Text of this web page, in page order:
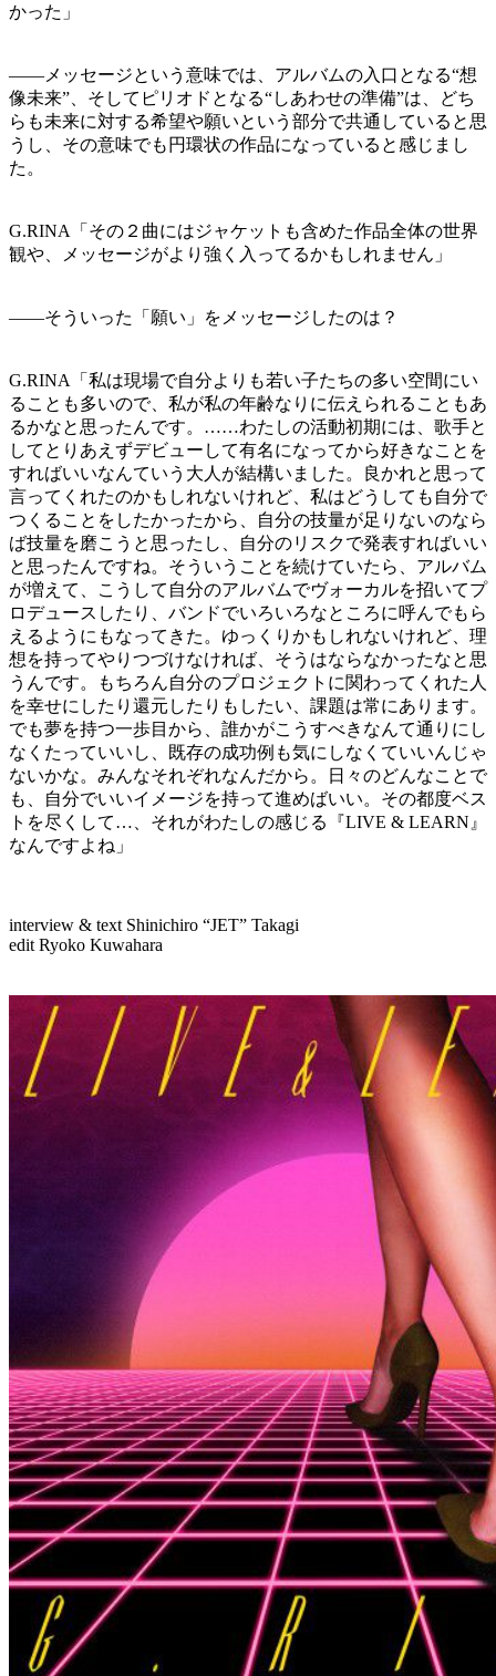
かった」
——メッセージという意味では、アルバムの入口となる“想
像未来”、そしてピリオドとなる“しあわせの準備”は、どち
らも未来に対する希望や願いという部分で共通していると思
うし、その意味でも円環状の作品になっていると感じまし
た。
G.RINA「その２曲にはジャケットも含めた作品全体の世界
観や、メッセージがより強く入ってるかもしれません」
——そういった「願い」をメッセージしたのは？
G.RINA「私は現場で自分よりも若い子たちの多い空間にい
ることも多いので、私が私の年齢なりに伝えられることもあ
るかなと思ったんです。……わたしの活動初期には、歌手と
してとりあえずデビューして有名になってから好きなことを
すればいいなんていう大人が結構いました。良かれと思って
言ってくれたのかもしれないけれど、私はどうしても自分で
つくることをしたかったから、自分の技量が足りないのなら
ば技量を磨こうと思ったし、自分のリスクで発表すればいい
と思ったんですね。そういうことを続けていたら、アルバム
が増えて、こうして自分のアルバムでヴォーカルを招いてプ
ロデュースしたり、バンドでいろいろなところに呼んでもら
えるようにもなってきた。ゆっくりかもしれないけれど、理
想を持ってやりつづけなければ、そうはならなかったなと思
うんです。もちろん自分のプロジェクトに関わってくれた人
を幸せにしたり還元したりもしたい、課題は常にあります。
でも夢を持つ一歩目から、誰かがこうすべきなんて通りにし
なくたっていいし、既存の成功例も気にしなくていいんじゃ
ないかな。みんなそれぞれなんだから。日々のどんなことで
も、自分でいいイメージを持って進めばいい。その都度ベス
トを尽くして…、それがわたしの感じる『LIVE & LEARN』
なんですよね」
interview & text Shinichiro “JET” Takagi
edit Ryoko Kuwahara